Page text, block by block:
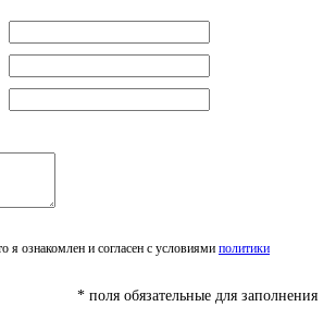
я ознакомлен и согласен с условиями политики
* поля обязательные для заполнения